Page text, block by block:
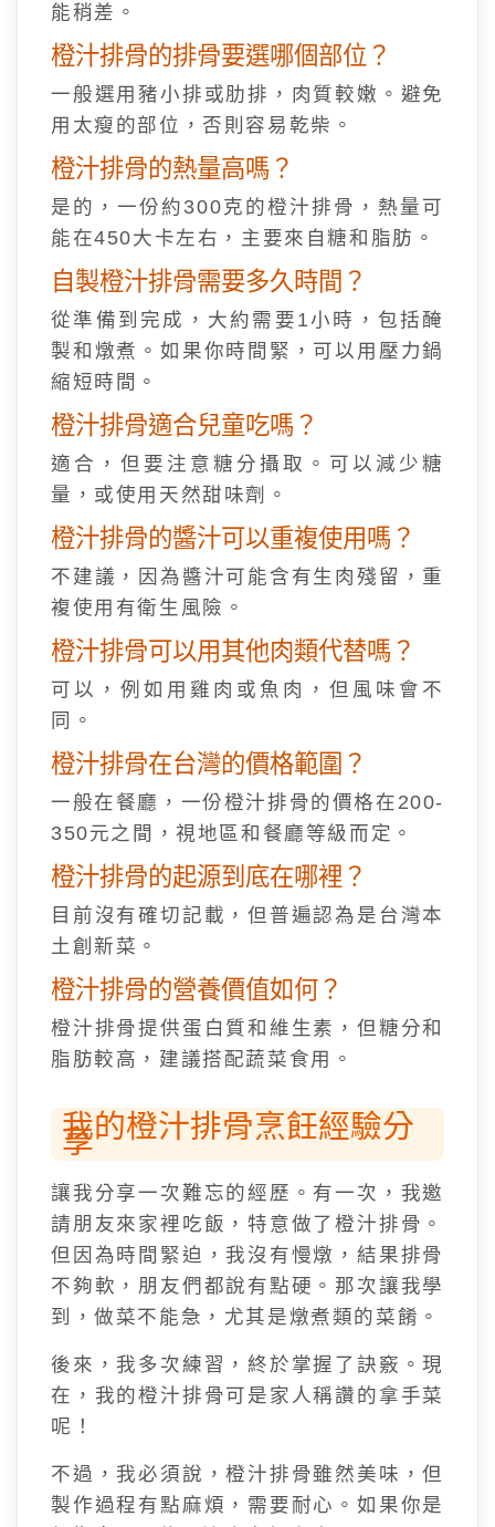
能稍差。
橙汁排骨的排骨要選哪個部位？
一般選用豬小排或肋排，肉質較嫩。避免
用太瘦的部位，否則容易乾柴。
橙汁排骨的熱量高嗎？
是的，一份約300克的橙汁排骨，熱量可
能在450大卡左右，主要來自糖和脂肪。
自製橙汁排骨需要多久時間？
從準備到完成，大約需要1小時，包括醃
製和燉煮。如果你時間緊，可以用壓力鍋
縮短時間。
橙汁排骨適合兒童吃嗎？
適合，但要注意糖分攝取。可以減少糖
量，或使用天然甜味劑。
橙汁排骨的醬汁可以重複使用嗎？
不建議，因為醬汁可能含有生肉殘留，重
複使用有衛生風險。
橙汁排骨可以用其他肉類代替嗎？
可以，例如用雞肉或魚肉，但風味會不
同。
橙汁排骨在台灣的價格範圍？
一般在餐廳，一份橙汁排骨的價格在200-
350元之間，視地區和餐廳等級而定。
橙汁排骨的起源到底在哪裡？
目前沒有確切記載，但普遍認為是台灣本
土創新菜。
橙汁排骨的營養價值如何？
橙汁排骨提供蛋白質和維生素，但糖分和
脂肪較高，建議搭配蔬菜食用。
我的橙汁排骨烹飪經驗分
享
讓我分享一次難忘的經歷。有一次，我邀
請朋友來家裡吃飯，特意做了橙汁排骨。
但因為時間緊迫，我沒有慢燉，結果排骨
不夠軟，朋友們都說有點硬。那次讓我學
到，做菜不能急，尤其是燉煮類的菜餚。
後來，我多次練習，終於掌握了訣竅。現
在，我的橙汁排骨可是家人稱讚的拿手菜
呢！
不過，我必須說，橙汁排骨雖然美味，但
製作過程有點麻煩，需要耐心。如果你是